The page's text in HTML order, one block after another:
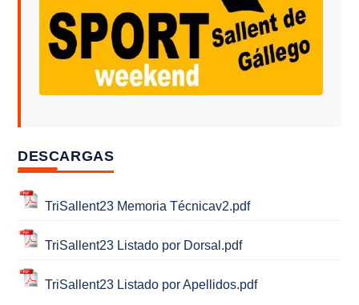
DESCARGAS
TriSallent23 Memoria Técnicav2.pdf
TriSallent23 Listado por Dorsal.pdf
TriSallent23 Listado por Apellidos.pdf